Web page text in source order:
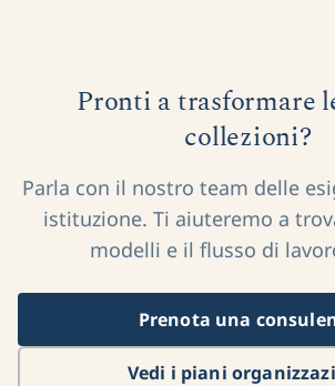
Pronti a trasformare
collezioni?
Parla con il nostro team delle
istituzione. Ti aiuteremo a
modelli e il flusso di
Prenota una
Vedi i piani